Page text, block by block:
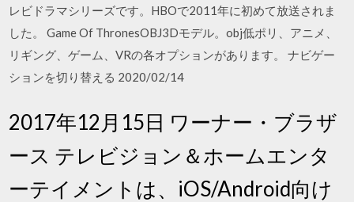
レビドラマシリーズです。HBOで2011年に初めて放送されま
した。 Game Of ThronesOBJ3Dモデル。obj低ポリ、アニメ、
リギング、ゲーム、VRの各オプションがあります。 ナビゲー
ションを切り替える 2020/02/14
2017年12月15日 ワーナー・ブラザ
ース テレビジョン＆ホームエンタ
ーテイメントは、iOS/Android向け